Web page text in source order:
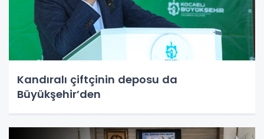
Kandıralı çiftçinin deposu da
Büyükşehir’den